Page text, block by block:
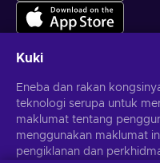
Dapatkan tawaran
Anda boleh berhenti
Kuki
Eneba dan rakan
teknologi serupa untuk
maklumat tentang
menggunakan maklumat
pengiklanan dan